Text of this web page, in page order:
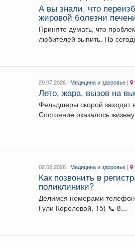
А вы знали, что
жировой болезни
Принято думать, что
любителей выпить. Но
29.07.2026 | Медицина и здоровье |
Лето, жара, вызов на
Фельдшеры скорой заходят
Состояние оказалось
02.08.2026 | Медицина и здоровье |
Как позвонить в
поликлиники?
Делимся номерами телефонов: 📞 8 (38475) 2-29-
Гули Королевой, 15) 📞 8...